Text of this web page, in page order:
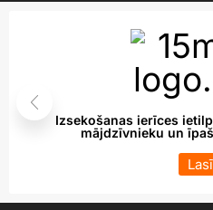
Izsekošanas ierīces
mājdzīvnieku un